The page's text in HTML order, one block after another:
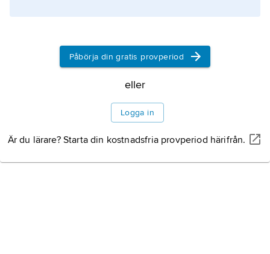
Information om artikeln
Påbörja din gratis provperiod
eller
Logga in
Är du lärare? Starta din kostnadsfria provperiod härifrån.